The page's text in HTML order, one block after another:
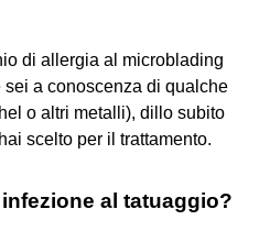
di allergia al microblading
sei a conoscenza di qualche
o altri metalli), dillo subito
scelto per il trattamento.
al tatuaggio?